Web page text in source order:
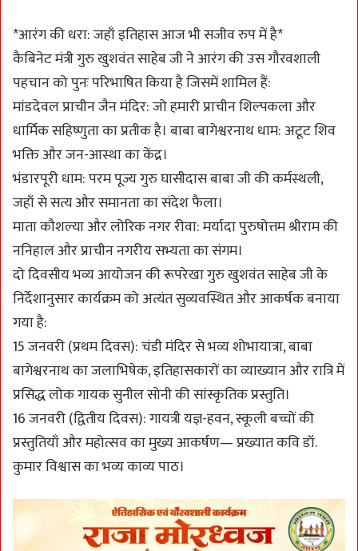
*आरंग की धरा: जहाँ इतिहास आज भी सजीव रुप में है*
कैबिनेट मंत्री गुरु खुशवंत साहेब जी ने आरंग की उस गौरवशाली
पहचान को पुनः परिभाषित किया है जिसमें शामिल हैं:
मांडदेवल प्राचीन जैन मंदिर: जो हमारी प्राचीन शिल्पकला और
धार्मिक सहिष्णुता का प्रतीक है। बाबा बागेश्वरनाथ धाम: अटूट शिव
भक्ति और जन-आस्था का केंद्र।
भंडारपूरी धाम: परम पूज्य गुरु घासीदास बाबा जी की कर्मस्थली,
जहाँ से सत्य और समानता का संदेश फैला।
माता कौशल्या और लोरिक नगर रीवा: मर्यादा पुरुषोत्तम श्रीराम की
ननिहाल और प्राचीन नगरीय सभ्यता का संगम।
दो दिवसीय भव्य आयोजन की रूपरेखा गुरु खुशवंत साहेब जी के
निर्देशानुसार कार्यक्रम को अत्यंत सुव्यवस्थित और आकर्षक बनाया
गया है:
15 जनवरी (प्रथम दिवस): चंडी मंदिर से भव्य शोभायात्रा, बाबा
बागेश्वरनाथ का जलाभिषेक, इतिहासकारों का व्याख्यान और रात्रि में
प्रसिद्ध लोक गायक सुनील सोनी की सांस्कृतिक प्रस्तुति।
16 जनवरी (द्वितीय दिवस): गायत्री यज्ञ-हवन, स्कूली बच्चों की
प्रस्तुतियाँ और महोत्सव का मुख्य आकर्षण— प्रख्यात कवि डॉ.
कुमार विश्वास का भव्य काव्य पाठ।